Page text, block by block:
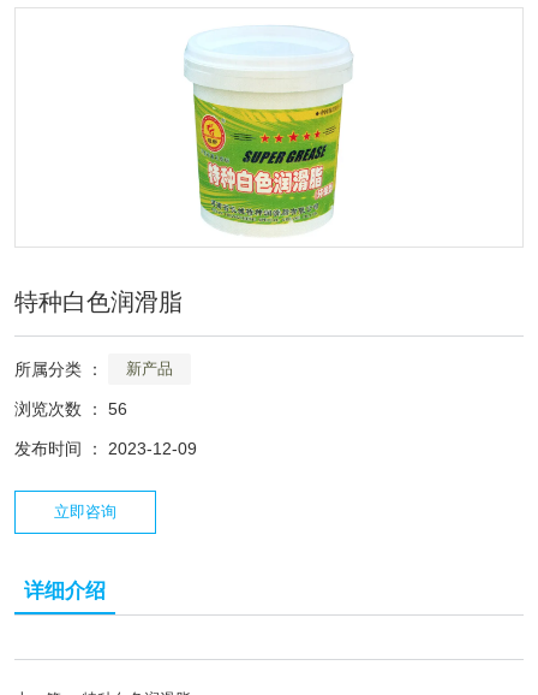
特种白色润滑脂
所属分类 ： 新产品
浏览次数 ： 56
发布时间 ： 2023-12-09
立即咨询
详细介绍